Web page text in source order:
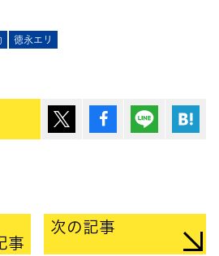
徳永エリ
ポスト シェア Lineで送
事
次の記事